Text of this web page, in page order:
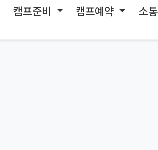
캠프준비 캠프예약 소통